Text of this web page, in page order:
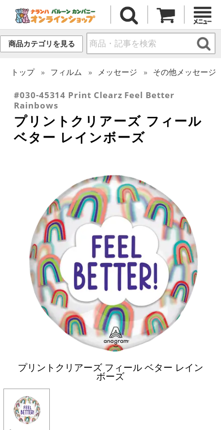
商品カテゴリを見る
トップ フィルム メッセージ その他メッセージ
#030-45314 Print Clearz Feel Better
Rainbows
プリントクリアーズ フィール
ベター レインボーズ
プリントクリアーズ フィール ベター レイン
ボーズ